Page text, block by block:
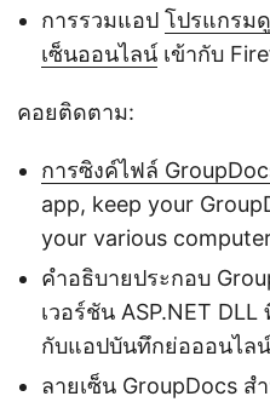
การรวมแอป โปรแกรม
เซ็นออนไลน์ เข้ากับ
คอยติดตาม:
การซิงค์ไฟล์
app, keep your
your various
คำอธิบายประกอบ
เวอร์ชัน ASP.NET
กับแอปบันทึกย่อออนไล
ลายเซ็น GroupDocs ส